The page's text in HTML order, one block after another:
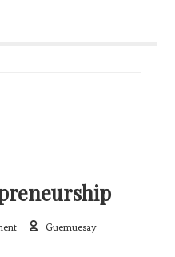
Guemuesay